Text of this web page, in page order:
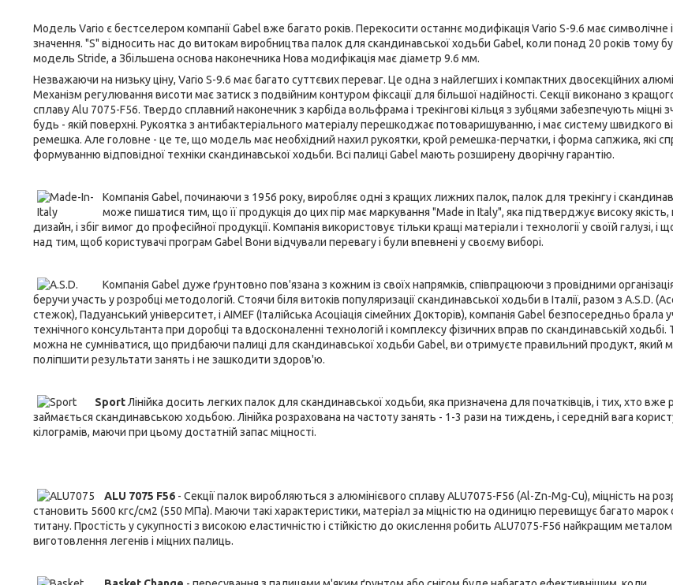
Модель Vario є бестселером компанії Gabel вже багато років. Перекосити останнє модифікація Vario S-9.6 має символічне
значення. "S" відносить нас до витокам виробництва палок для скандинавської ходьби Gabel, коли понад 20 років тому
модель Stride, а Збільшена основа наконечника Нова модифікація має діаметр 9.6 мм.
Незважаючи на низьку ціну, Vario S-9.6 має багато суттєвих переваг. Це одна з найлегших і компактних двосекційних
Механізм регулювання висоти має затиск з подвійним контуром фіксації для більшої надійності. Секції виконано з
сплаву Alu 7075-F56. Твердо сплавний наконечник з карбіда вольфрама і трекінгові кільця з зубцями забезпечують міцні
будь - якій поверхні. Рукоятка з антибактеріального матеріалу перешкоджає потоваришуванню, і має систему швидкого
ремешка. Але головне - це те, що модель має необхідний нахил рукоятки, крой ремешка-перчатки, і форма сапжика, які
формуванню відповідної техніки скандинавської ходьби. Всі палиці Gabel мають розширену дворічну гарантію.
Компанія Gabel, починаючи з 1956 року, виробляє одні з кращих лижних палок, палок для трекінгу і
може пишатися тим, що її продукція до цих пір має маркування "Made in Italy", яка підтверджує високу
дизайн, і збіг вимог до професійної продукції. Компанія використовує тільки кращі матеріали і технології у своїй галузі, і
над тим, щоб користувачі програм Gabel Вони відчували перевагу і були впевнені у своєму виборі.
Компанія Gabel дуже ґрунтовно пов'язана з кожним із своїх напрямків, співпрацюючи з провідними
беручи участь у розробці методологій. Стоячи біля витоків популяризації скандинавської ходьби в Італії, разом з A.S.D.
стежок), Падуанський університет, і AIMEF (Італійська Асоціація сімейних Докторів), компанія Gabel безпосередньо брала
технічного консультанта при доробці та вдосконаленні технологій і комплексу фізичних вправ по скандинавській
можна не сумніватися, що придбаючи палиці для скандинавської ходьби Gabel, ви отримуєте правильний продукт, який
поліпшити результати занять і не зашкодити здоров'ю.
SportЛінійка досить легких палок для скандинавської ходьби, яка призначена для початківців, і тих, хто вже
займається скандинавською ходьбою. Лінійка розрахована на частоту занять - 1-3 рази на тиждень, і середній вага
кілограмів, маючи при цьому достатній запас міцності.
ALU 7075 F56 - Секції палок виробляються з алюмінієвого сплаву ALU7075-F56 (Al-Zn-Mg-Cu), міцність на
становить 5600 кгc/см2 (550 МПа). Маючи такі характеристики, матеріал за міцністю на одиницю перевищує багато марок
титану. Простість у сукупності з високою еластичністю і стійкістю до окислення робить ALU7075-F56 найкращим
виготовлення легенів і міцних палиць.